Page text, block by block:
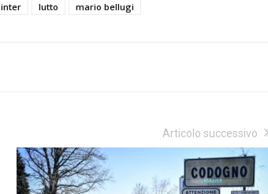
inter lutto mario bellugi
Articolo successivo